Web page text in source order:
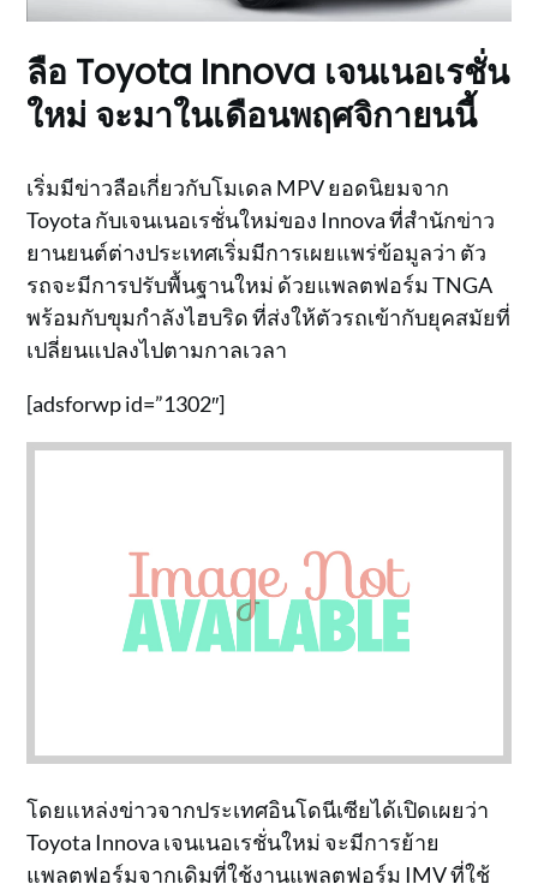
ลือ Toyota Innova เจนเนอเรชั่น
ใหม่ จะมาในเดือนพฤศจิกายนนี้
เริ่มมีข่าวลือเกี่ยวกับโมเดล MPV ยอดนิยมจาก
Toyota กับเจนเนอเรชั่นใหม่ของ Innova ที่สำนักข่าว
ยานยนต์ต่างประเทศเริ่มมีการเผยแพร่ข้อมูลว่า ตัว
รถจะมีการปรับพื้นฐานใหม่ ด้วยแพลตฟอร์ม TNGA
พร้อมกับขุมกำลังไฮบริด ที่ส่งให้ตัวรถเข้ากับยุคสมัยที่
เปลี่ยนแปลงไปตามกาลเวลา
[adsforwp id=”1302″]
โดยแหล่งข่าวจากประเทศอินโดนีเซียได้เปิดเผยว่า
Toyota Innova เจนเนอเรชั่นใหม่ จะมีการย้าย
แพลตฟอร์มจากเดิมที่ใช้งานแพลตฟอร์ม IMV ที่ใช้